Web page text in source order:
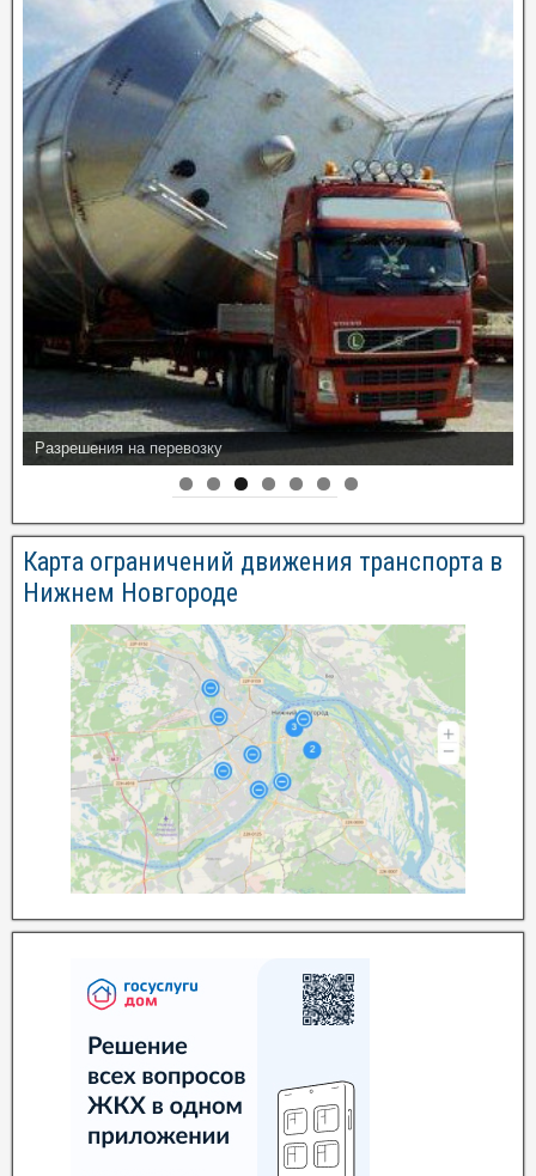
Разрешения на перевозку
Карта ограничений движения транспорта в
Нижнем Новгороде